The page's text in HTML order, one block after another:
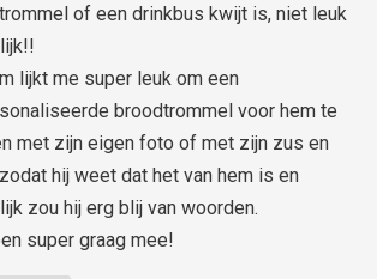
of een drinkbus kwijt is, niet leuk
lijkt me super leuk om een
broodtrommel voor hem te
met zijn eigen foto of met zijn zus en
hij weet dat het van hem is en
zou hij erg blij van woorden.
super graag mee!